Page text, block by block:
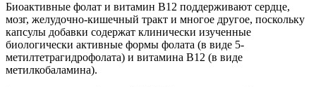
Биоактивные фолат и витамин B12 поддерживают сердце,
мозг, желудочно-кишечный тракт и многое другое, поскольку
капсулы добавки содержат клинически изученные
биологически активные формы фолата (в виде 5-
метилтетрагидрофолата) и витамина B12 (в виде
метилкобаламина).